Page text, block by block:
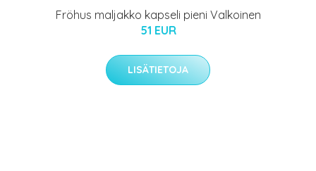
Fröhus maljakko kapseli pieni Valkoinen
51 EUR
LISÄTIETOJA